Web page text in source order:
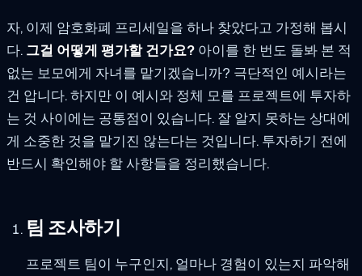
자, 이제 암호화폐 프리세일을 하나 찾았다고 가정해 봅시
다. 그걸 어떻게 평가할 건가요? 아이를 한 번도 돌봐 본 적
없는 보모에게 자녀를 맡기겠습니까? 극단적인 예시라는
건 압니다. 하지만 이 예시와 정체 모를 프로젝트에 투자하
는 것 사이에는 공통점이 있습니다. 잘 알지 못하는 상대에
게 소중한 것을 맡기진 않는다는 것입니다. 투자하기 전에
반드시 확인해야 할 사항들을 정리했습니다.
팀 조사하기
프로젝트 팀이 누구인지, 얼마나 경험이 있는지 파악해